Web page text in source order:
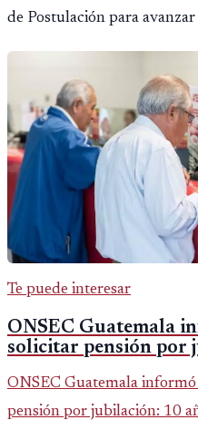
de Postulación para
Te puede interesar
ONSEC Guatemala
solicitar pensión por
ONSEC Guatemala
pensión por jubilación: 10